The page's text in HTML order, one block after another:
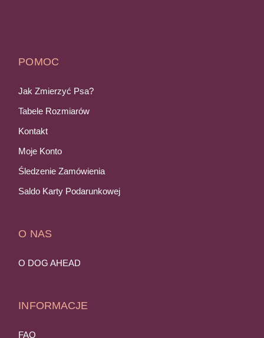
POMOC
Jak Zmierzyć Psa?
Tabele Rozmiarów
Kontakt
Moje Konto
Śledzenie Zamówienia
Saldo Karty Podarunkowej
O NAS
O DOG AHEAD
INFORMACJE
FAQ